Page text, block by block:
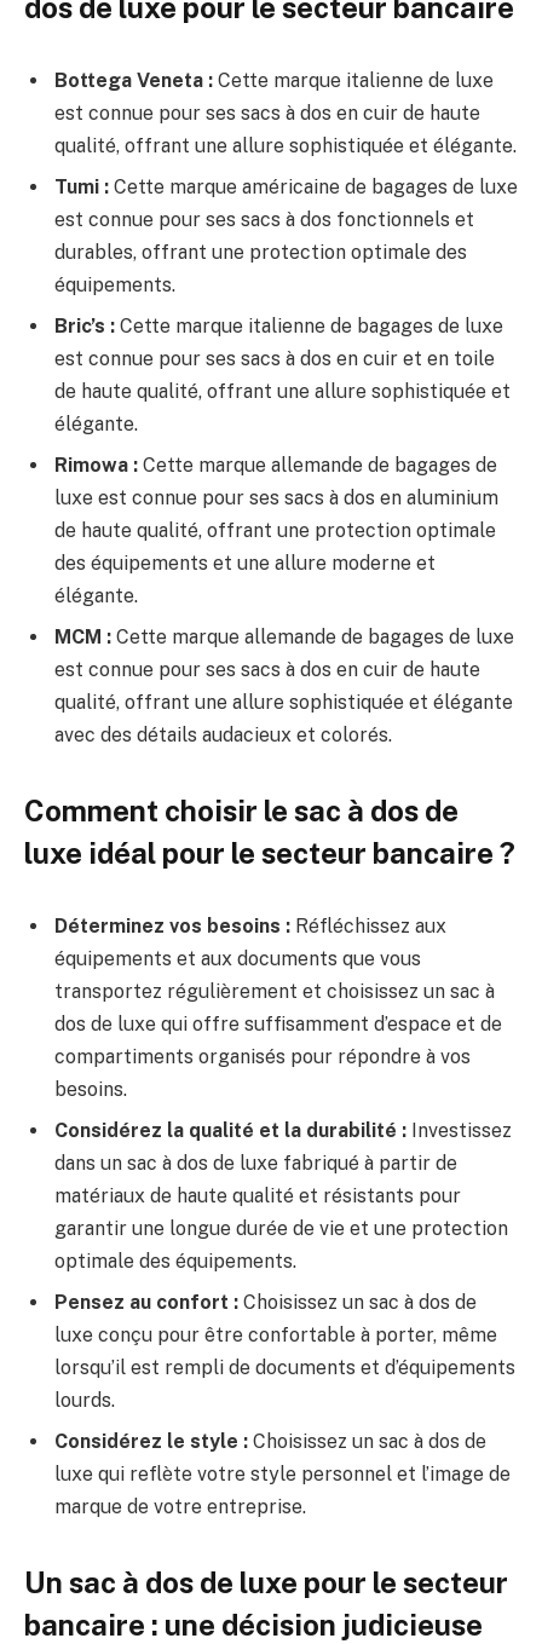
dos de luxe pour le secteur bancaire
Bottega Veneta : Cette marque italienne de luxe
est connue pour ses sacs à dos en cuir de haute
qualité, offrant une allure sophistiquée et élégante.
Tumi : Cette marque américaine de bagages de luxe
est connue pour ses sacs à dos fonctionnels et
durables, offrant une protection optimale des
équipements.
Bric’s : Cette marque italienne de bagages de luxe
est connue pour ses sacs à dos en cuir et en toile
de haute qualité, offrant une allure sophistiquée et
élégante.
Rimowa : Cette marque allemande de bagages de
luxe est connue pour ses sacs à dos en aluminium
de haute qualité, offrant une protection optimale
des équipements et une allure moderne et
élégante.
MCM : Cette marque allemande de bagages de luxe
est connue pour ses sacs à dos en cuir de haute
qualité, offrant une allure sophistiquée et élégante
avec des détails audacieux et colorés.
Comment choisir le sac à dos de
luxe idéal pour le secteur bancaire ?
Déterminez vos besoins : Réfléchissez aux
équipements et aux documents que vous
transportez régulièrement et choisissez un sac à
dos de luxe qui offre suffisamment d’espace et de
compartiments organisés pour répondre à vos
besoins.
Considérez la qualité et la durabilité : Investissez
dans un sac à dos de luxe fabriqué à partir de
matériaux de haute qualité et résistants pour
garantir une longue durée de vie et une protection
optimale des équipements.
Pensez au confort : Choisissez un sac à dos de
luxe conçu pour être confortable à porter, même
lorsqu’il est rempli de documents et d’équipements
lourds.
Considérez le style : Choisissez un sac à dos de
luxe qui reflète votre style personnel et l’image de
marque de votre entreprise.
Un sac à dos de luxe pour le secteur
bancaire : une décision judicieuse